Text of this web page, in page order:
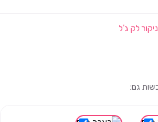
לק ג'ל
גם: